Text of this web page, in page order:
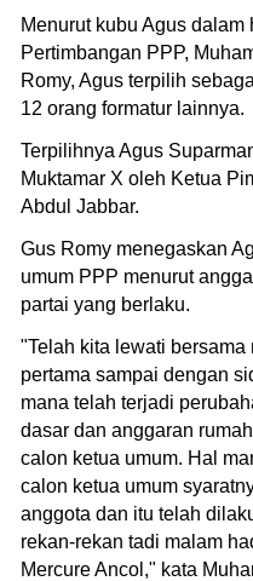
Menurut kubu Agus
Pertimbangan PPP,
Romy, Agus terpilih
12 orang formatur lainnya.
Terpilihnya Agus
Muktamar X oleh Ketua
Abdul Jabbar.
Gus Romy menegaskan
umum PPP menurut
partai yang berlaku.
"Telah kita lewati
pertama sampai dengan
mana telah terjadi
dasar dan anggaran
calon ketua umum. Hal
calon ketua umum
anggota dan itu telah
rekan-rekan tadi malam
Mercure Ancol," kata